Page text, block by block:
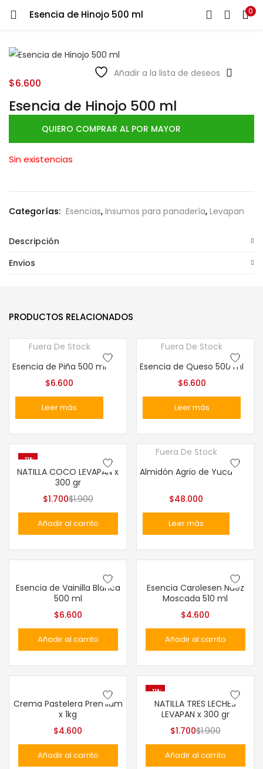
Esencia de Hinojo 500 ml 0
Añadir a la lista de deseos
Esencia de Hinojo 500 ml
$6.600
QUIERO COMPRAR AL POR MAYOR
Sin existencias
Categorías: Esencias, Insumos para panadería, Levapan
Descripción
Envios
PRODUCTOS RELACIONADOS
Fuera De Stock
Esencia de Piña 500 ml
$6.600
Leer más
Fuera De Stock
Esencia de Queso 500 ml
$6.600
Leer más
-11%
NATILLA COCO LEVAPAN x
300 gr
$1.700$1.900
Añadir al carrito
Fuera De Stock
Almidón Agrio de Yuca
$48.000
Leer más
Esencia de Vainilla Blanca
500 ml
$6.600
Añadir al carrito
Esencia Carolesen Nuez
Moscada 510 ml
$4.600
Añadir al carrito
Crema Pastelera Premium
x 1kg
$4.600
Añadir al carrito
-11%
NATILLA TRES LECHES
LEVAPAN x 300 gr
$1.700$1.900
Añadir al carrito
LOGIN
Ingresa tu correo y contraseña para iniciar sesión.
Recuérdame
Lost password?